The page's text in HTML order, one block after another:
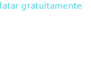
gratuitamente